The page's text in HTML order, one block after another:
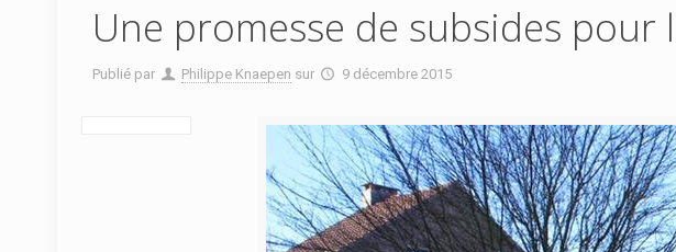
Une promesse de subsides
Publié par Philippe Knaepen sur 9 décembre 2015